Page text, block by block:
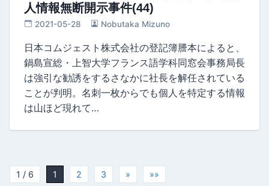
人情報無断開示事件(44)
2021-05-28 Nobutaka Mizuno
日本コムジェスト株式会社の登記簿謄本によると、
鍋島宣総・上智大学フランス語学科同窓会事務局長
は強引な勧誘をするさなかに社長を解任されている
ことが判明。名刺一枚からでも個人を特定する情報
は山ほど現れて…
1 / 6 1 2 3 » »»